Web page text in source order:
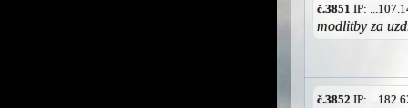
č.3851 IP:
modlitby za
č.3852 IP: